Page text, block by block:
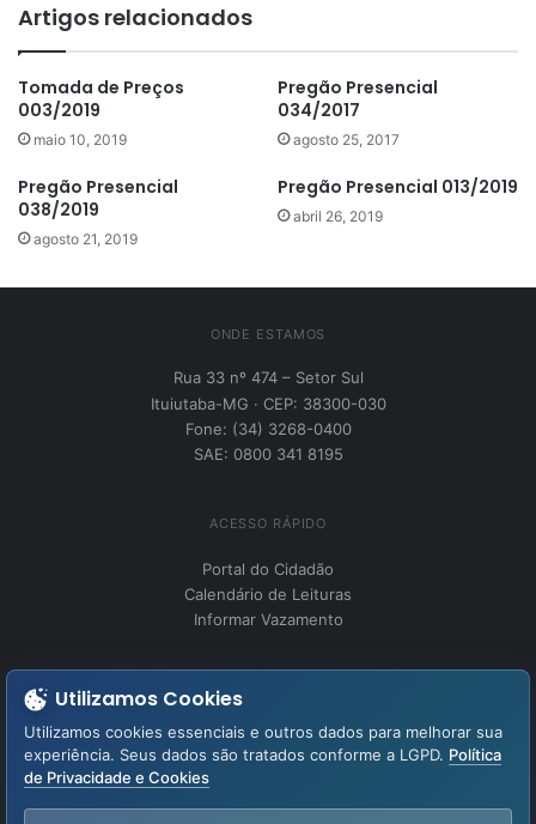
Artigos relacionados
Tomada de Preços
003/2019
maio 10, 2019
Pregão Presencial
034/2017
agosto 25, 2017
Pregão Presencial
038/2019
agosto 21, 2019
Pregão Presencial 013/2019
abril 26, 2019
ONDE ESTAMOS
Rua 33 nº 474 – Setor Sul
Ituiutaba-MG · CEP: 38300-030
Fone: (34) 3268-0400
SAE: 0800 341 8195
ACESSO RÁPIDO
Portal do Cidadão
Calendário de Leituras
Informar Vazamento
Perguntas Frequentes
Fale Conosco
LGPD – Lei Geral de Proteção de Dados
Utilizamos Cookies
Utilizamos cookies essenciais e outros dados para melhorar sua
experiência. Seus dados são tratados conforme a LGPD. Política
de Privacidade e Cookies